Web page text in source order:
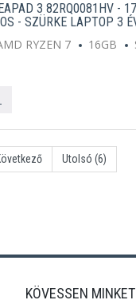
3 82RQ0081HV -
- SZÜRKE LAPTOP 3
RYZEN 7 16GB
Utolsó (6)
KÖVESSEN MINKET